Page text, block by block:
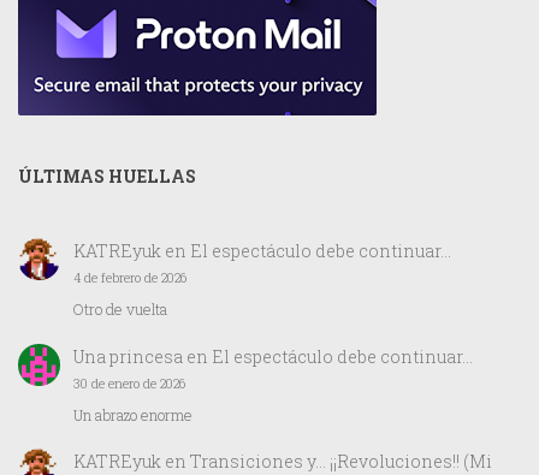
ÚLTIMAS HUELLAS
KATREyuken El espectáculo debe continuar…
4 de febrero de 2026
Otro de vuelta
Una princesa en El espectáculo debe continuar…
30 de enero de 2026
Un abrazo enorme
KATREyuken Transiciones y… ¡¡Revoluciones!! (Mi